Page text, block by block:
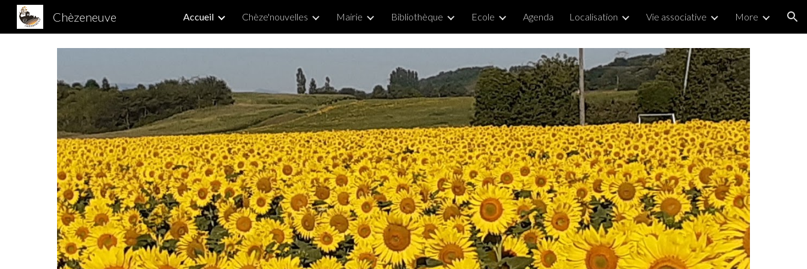
Skip to main content Skip to navigation
Chèzeneuve Accueil Chèze'nouvelles Mairie Bibliothèque Ecole Agenda Localisation Vie associative More